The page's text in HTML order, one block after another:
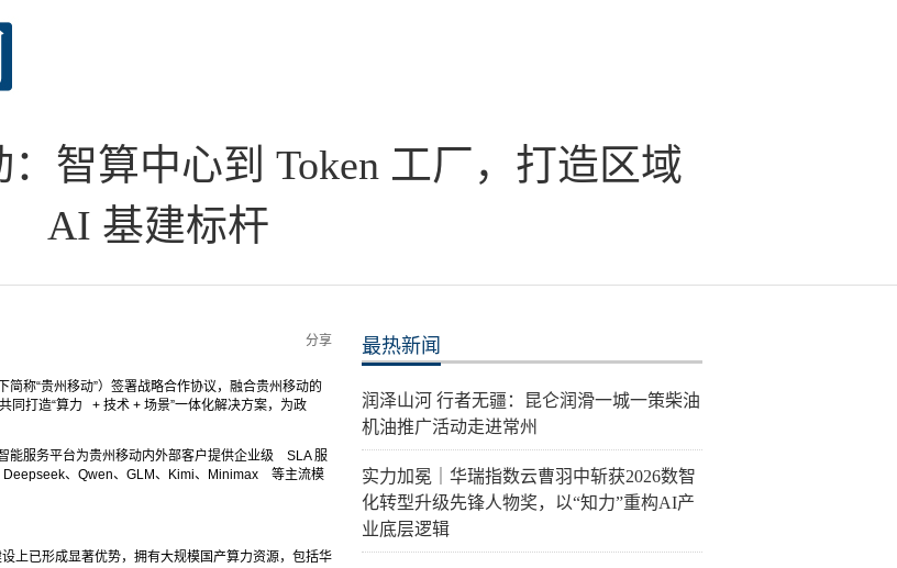
智算中心到 Token 工厂，打造区域
AI 基建标杆
分享
称“贵州移动”）签署战略合作协议，融合贵州移动的
打造“算力 + 技术 + 场景”一体化解决方案，为政
能服务平台为贵州移动内外部客户提供企业级 SLA 服
Deepseek、Qwen、GLM、Kimi、Minimax 等主流模
上已形成显著优势，拥有大规模国产算力资源，包括华
最热新闻
​润泽山河 行者无疆：昆仑润滑一城一策柴油
机油推广活动走进常州
实力加冕｜华瑞指数云曹羽中斩获2026数智
化转型升级先锋人物奖，以“知力”重构AI产
业底层逻辑